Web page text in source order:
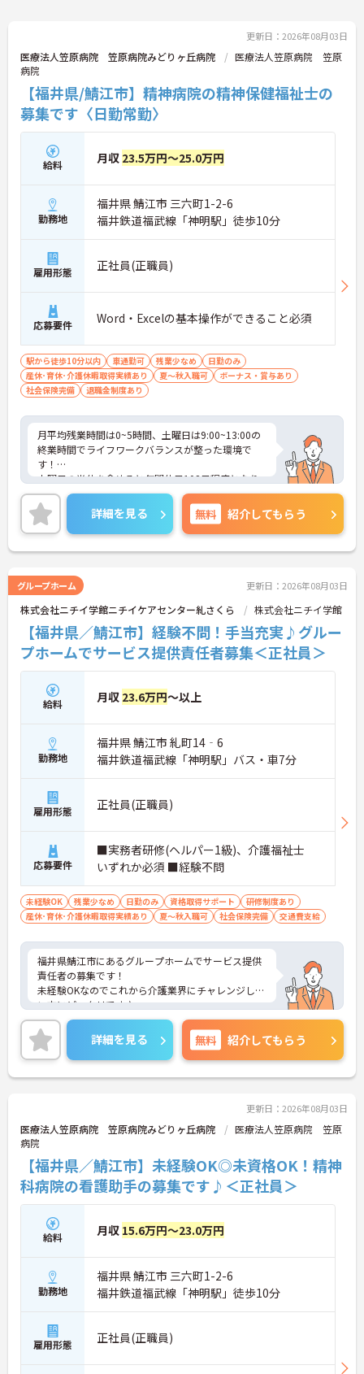
更新日：2026年08月03日
医療法人笠原病院 笠原病院みどりヶ丘病院
医療法人笠原病院 笠原
病院
【福井県/鯖江市】精神病院の精神保健福祉士の
募集です〈日勤常勤〉
給料 月収 23.5万円～25.0万円
勤務地
福井県 鯖江市 三六町1-2-6
福井鉄道福武線「神明駅」徒歩10分
雇用形態 正社員(正職員)
応募要件 Word・Excelの基本操作ができること必須
駅から徒歩10分以内 車通勤可 残業少なめ
日勤のみ
産休･育休･介護休暇取得実績あり
夏～秋入職可
ボーナス・賞与あり
社会保険完備
退職金制度あり
月平均残業時間は0~5時間、土曜日は9:00~13:00の
終業時間でライフワークバランスが整った環境で
す！
土曜日の半休を含めると年間休日102日程度となり
ます。
経験年数は不問で相談しやすい環境です。
詳細を見る 無料 紹介してもらう
グループホーム 更新日：2026年08月03日
株式会社ニチイ学館ニチイケアセンター糺さくら 株式会社ニチイ学館
【福井県／鯖江市】経験不問！手当充実♪グルー
プホームでサービス提供責任者募集＜正社員＞
給料 月収 23.6万円～以上
勤務地
福井県 鯖江市 糺町14‐6
福井鉄道福武線「神明駅」バス・車7分
雇用形態 正社員(正職員)
応募要件
■実務者研修(ヘルパー1級)、介護福祉士
いずれか必須 ■経験不問
未経験OK 残業少なめ 日勤のみ 資格取得サポート
研修制度あり
産休･育休･介護休暇取得実績あり
夏～秋入職可 社会保険完備 交通費支給
福井県鯖江市にあるグループホームでサービス提供
責任者の募集です！
未経験OKなのでこれから介護業界にチャレンジした
い方にピッタリです♪
休暇も充実しているので安心して働きやすい環境が
整っています！
ご興味ある方は面接ポイントをお伝えしますので、
お気軽にご連絡ください。
詳細を見る 無料 紹介してもらう
更新日：2026年08月03日
医療法人笠原病院 笠原病院みどりヶ丘病院
医療法人笠原病院 笠原
病院
【福井県／鯖江市】未経験OK◎未資格OK！精神
科病院の看護助手の募集です♪＜正社員＞
給料 月収 15.6万円～23.0万円
勤務地
福井県 鯖江市 三六町1-2-6
福井鉄道福武線「神明駅」徒歩10分
雇用形態 正社員(正職員)